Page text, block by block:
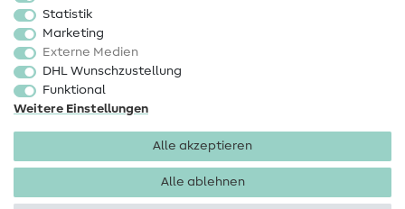
Sale
Schnittmuster
Statistik
Marketing
Externe Medien
DHL Wunschzustellung
Funktional
Weitere Einstellungen
Alle akzeptieren
Alle ablehnen
Impressum Datenschutz
AGB